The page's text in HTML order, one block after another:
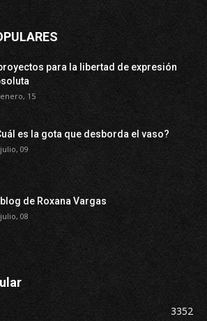
para la libertad de expresión
15
es la gota que desborda el vaso?
09
blog de Roxana Vargas
08
3352